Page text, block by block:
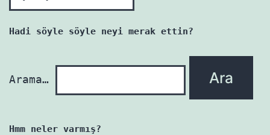
her
yazı
Hadi söyle söyle neyi merak ettin?
Arama…
Hmm neler varmış?